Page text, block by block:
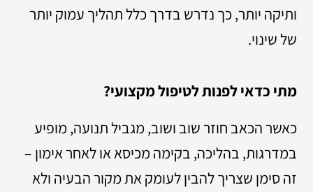
ותיקה יותר, כך נדרש בדרך כלל תהליך עמוק יותר
של שינוי.
מתי כדאי לפנות לטיפול מקצועי?
כאשר הכאב חוזר שוב ושוב, מגביל תנועה, מופיע
במדרגות, בהליכה, בקימה מכיסא או לאחר אימון –
זה סימן שצריך להבין לעומק את מקור הבעיה ולא